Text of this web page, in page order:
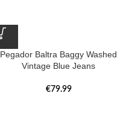
Pegador Baltra Baggy Washed
Vintage Blue Jeans
€79.99